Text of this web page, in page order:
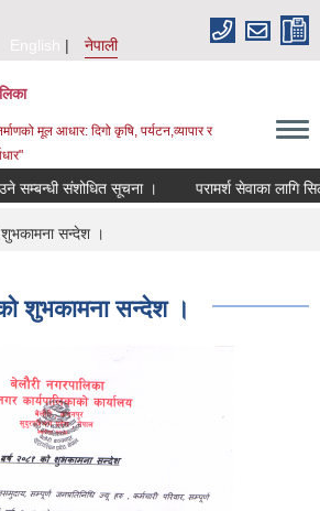
English
नेपाली
मूल आधार: दिगो कृषि, पर्यटन,व्यापार र
संशोधित सूचना । परामर्श सेवाका लागि
सन्देश ।
शुभकामना सन्देश ।